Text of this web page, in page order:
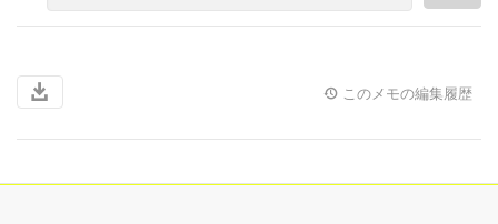
このメモの編集履歴